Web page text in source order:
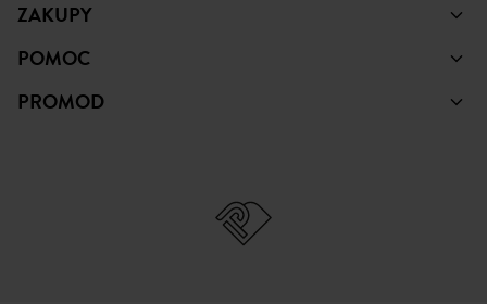
ZAKUPY
POMOC
PROMOD